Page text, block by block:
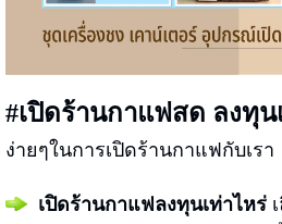
#เปิดร้านกาแฟสด ลงทุน
ง่ายๆในการเปิดร้านกาแฟกับเรา
เปิดร้านกาแฟลงทุนเท่าไหร่ เ